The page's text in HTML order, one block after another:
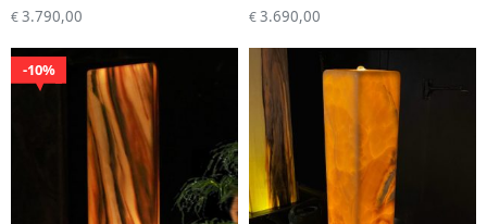
€3.790,00 €3.690,00
10%